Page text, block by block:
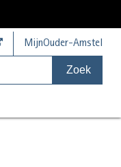
MijnOuder-Amstel
Zoek